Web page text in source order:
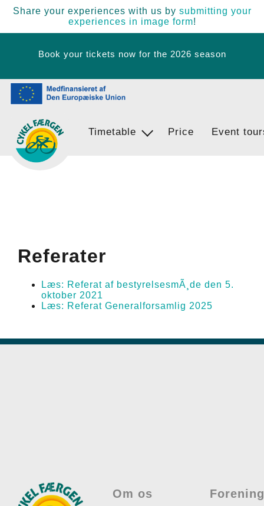
Share your experiences with us by submitting your
experiences in image form!
Book your tickets now for the 2026 season
Timetable
Ferry Stops Price Event
Referater
Læs: Referat af bestyrelsesmÃ¸de den 5.
oktober 2021
Læs: Referat Generalforsamlig 2025
Om os Forening